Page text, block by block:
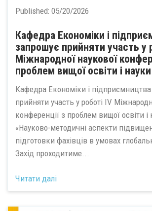
Published: 05/20/2026
Кафедра Економіки і
запрошує прийняти участь у
Міжнародної наукової
проблем вищої освіти і науки
Кафедра Економіки і
прийняти участь у роботі ІV
конференції з проблем вищої освіти і
«Науково-методичні аспекти
підготовки фахівців в умовах
Захід проходитиме...
Читати далі